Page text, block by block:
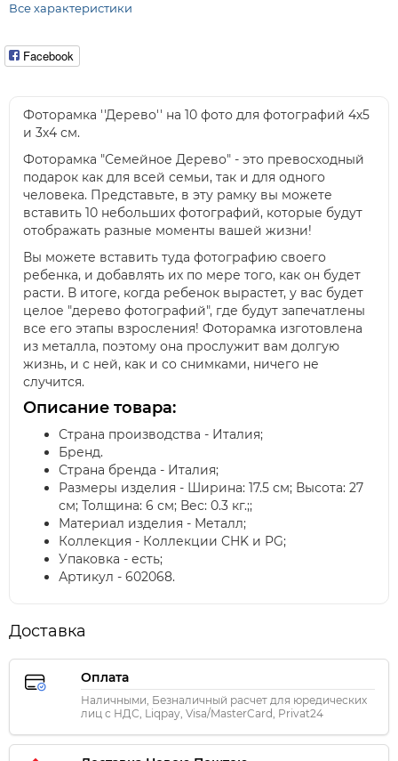
Все характеристики
Facebook
Фоторамка ''Дерево'' на 10 фото для фотографий 4х5
и 3х4 см.
Фоторамка "Семейное Дерево" - это превосходный
подарок как для всей семьи, так и для одного
человека. Представьте, в эту рамку вы можете
вставить 10 небольших фотографий, которые будут
отображать разные моменты вашей жизни!
Вы можете вставить туда фотографию своего
ребенка, и добавлять их по мере того, как он будет
расти. В итоге, когда ребенок вырастет, у вас будет
целое "дерево фотографий", где будут запечатлены
все его этапы взросления! Фоторамка изготовлена
из металла, поэтому она прослужит вам долгую
жизнь, и с ней, как и со снимками, ничего не
случится.
Описание товара:
Страна производства - Италия;
Бренд.
Страна бренда - Италия;
Размеры изделия - Ширина: 17.5 см; Высота: 27
см; Толщина: 6 см; Вес: 0.3 кг.;;
Материал изделия - Металл;
Коллекция - Коллекции CHK и PG;
Упаковка - есть;
Артикул - 602068.
Доставка
Оплата
Наличными, Безналичный расчет для юредических
лиц с НДС, Liqpay, Visa/MasterCard, Privat24